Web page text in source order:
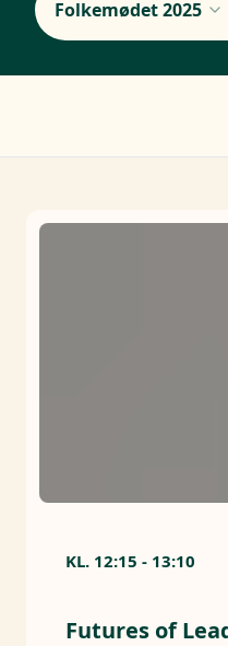
Folkemødet 2025
KL. 12:15 - 13:10
Futures of